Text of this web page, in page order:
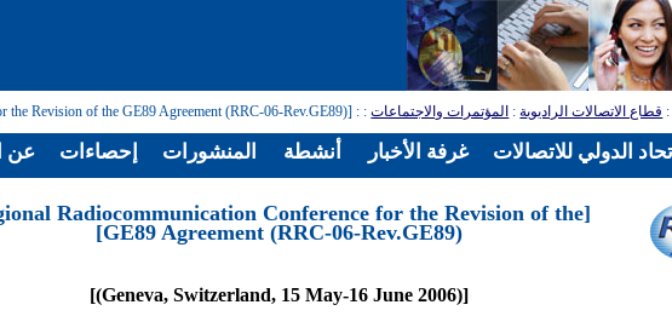
قطاع الاتصالات الراديوية: المؤتمرات والاجتماعات:
: [Regional Radiocommunication Conference for the Revision of the GE89 Agreement (RRC-06-Rev.GE89)]
Radiocommunication Conference for the Revision of the
GE89 Agreement (RRC-06-Rev.GE89)]
[(Geneva, Switzerland, 15 May-16 June 2006)]
عن إحصاءات المنشورات أنشطة غرفة الأخبار الدولي للاتصالات